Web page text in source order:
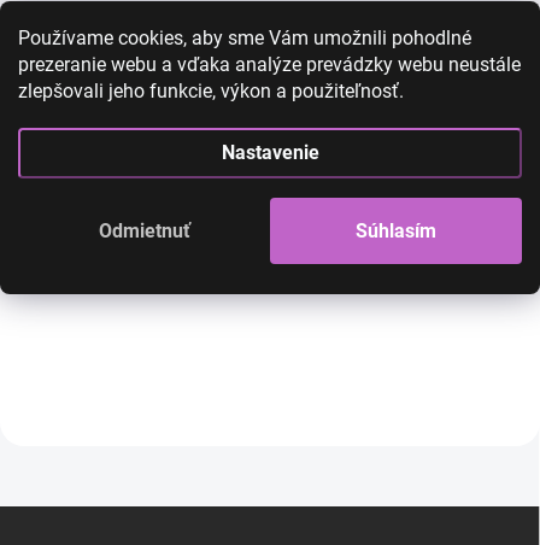
Používame cookies, aby sme Vám umožnili pohodlné
prezeranie webu a vďaka analýze prevádzky webu neustále
zlepšovali jeho funkcie, výkon a použiteľnosť.
Nastavenie
Odmietnuť Súhlasím
3,17 € bez DPH 3,17 € bez DPH